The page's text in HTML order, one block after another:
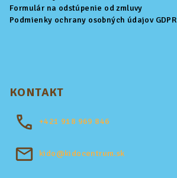
Formulár na odstúpenie od zmluvy
Podmienky ochrany osobných údajov GDPR
KONTAKT
+421 918 969 846
kido@kidocentrum.sk